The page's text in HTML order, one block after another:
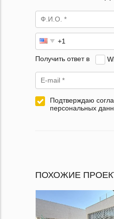
Получить ответ в
Подтверждаю
персональных
ПОХОЖИЕ